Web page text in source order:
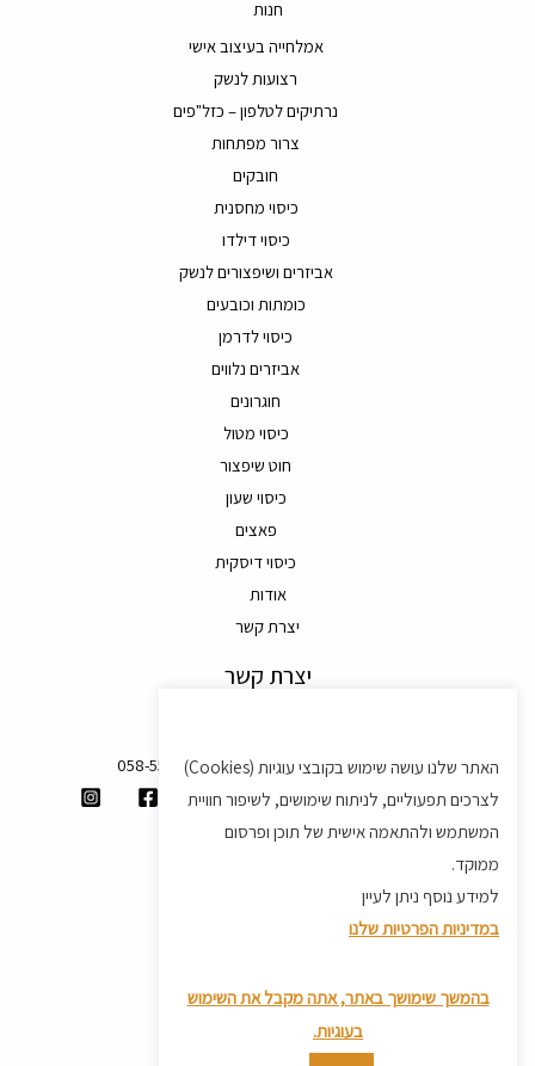
חנות
אמלחייה בעיצוב אישי
רצועות לנשק
נרתיקים לטלפון – כזל"פים
צרור מפתחות
חובקים
כיסוי מחסנית
כיסוי דילדו
אביזרים ושיפצורים לנשק
כומתות וכובעים
כיסוי לדרמן
אביזרים נלווים
חוגרונים
כיסוי מטול
חוט שיפצור
כיסוי שעון
פאצים
כיסוי דיסקית
אודות
יצרת קשר
יצרת קשר
משק 58, מושב בצת
058-5557588
shvartz.order@gmail.com
תנאים ותקנון
מדיניות החזרת מוצרים
האתר שלנו עושה שימוש בקובצי עוגיות (Cookies)
לצרכים תפעוליים, לניתוח שימושים, לשיפור חוויית
המשתמש ולהתאמה אישית של תוכן ופרסום
ממוקד.
למידע נוסף ניתן לעיין
במדיניות הפרטיות שלנו
בהמשך שימושך באתר, אתה מקבל את השימוש
בעוגיות.